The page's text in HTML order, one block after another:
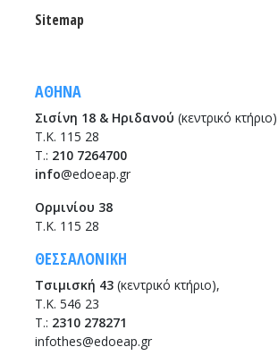
Sitemap
ΑΘΗΝΑ
Σισίνη 18 & Ηριδανού (κεντρικό κτήριο)
Τ.Κ. 115 28
T.: 210 7264700
info@edoeap.gr
Ορμινίου 38
Τ.Κ. 115 28
ΘΕΣΣΑΛΟΝΙΚΗ
Τσιμισκή 43 (κεντρικό κτήριο),
Τ.Κ. 546 23
T.: 2310 278271
infothes@edoeap.gr